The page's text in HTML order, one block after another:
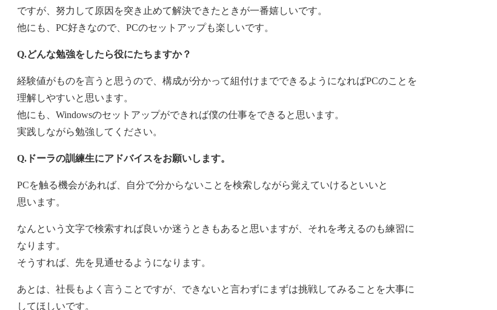
ですが、努力して原因を突き止めて解決できたときが一番嬉しいです。
他にも、PC好きなので、PCのセットアップも楽しいです。
Q.どんな勉強をしたら役にたちますか？
経験値がものを言うと思うので、構成が分かって組付けまでできるようになればPCのことを
理解しやすいと思います。
他にも、Windowsのセットアップができれば僕の仕事をできると思います。
実践しながら勉強してください。
Q. ドーラの訓練生にアドバイスをお願いします。
PCを触る機会があれば、自分で分からないことを検索しながら覚えていけるといいと
思います。
なんという文字で検索すれば良いか迷うときもあると思いますが、それを考えるのも練習に
なります。
そうすれば、先を見通せるようになります。
あとは、社長もよく言うことですが、できないと言わずにまずは挑戦してみることを大事に
してほしいです。